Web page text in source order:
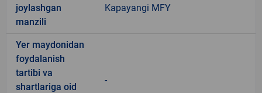
joylashgan
manzili
Kapayangi MFY
Yer maydonidan
foydalanish
tartibi va
shartlariga oid
-